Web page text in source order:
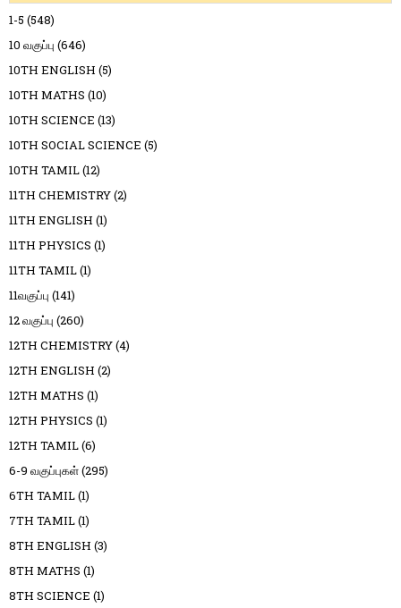
1-5 (548)
10 வகுப்பு (646)
10TH ENGLISH (5)
10TH MATHS (10)
10TH SCIENCE (13)
10TH SOCIAL SCIENCE (5)
10TH TAMIL(12)
11TH CHEMISTRY(2)
11TH ENGLISH (1)
11TH PHYSICS (1)
11TH TAMIL(1)
11வகுப்பு (141)
12 வகுப்பு (260)
12TH CHEMISTRY(4)
12TH ENGLISH (2)
12TH MATHS (1)
12TH PHYSICS (1)
12TH TAMIL(6)
6-9 வகுப்புகள்(295)
6TH TAMIL(1)
7TH TAMIL(1)
8TH ENGLISH (3)
8TH MATHS (1)
8TH SCIENCE (1)